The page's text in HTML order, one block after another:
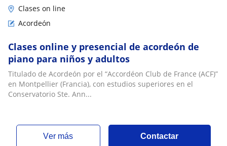
Clases on line
Acordeón
Clases online y presencial de acordeón de
piano para niños y adultos
Titulado de Acordeón por el “Accordéon Club de France (ACF)”
en Montpellier (Francia), con estudios superiores en el
Conservatorio Ste. Ann...
ver más Contactar